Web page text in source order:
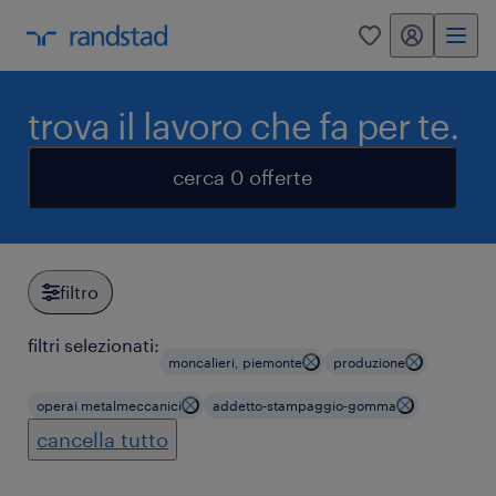
0 my randstad
trova il lavoro che fa per te.
cerca 0 offerte
filtro
filtri selezionati:
moncalieri, piemonte produzione
operai metalmeccanici addetto-stampaggio-gomma
cancella tutto